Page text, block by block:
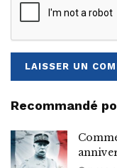
Recommandé